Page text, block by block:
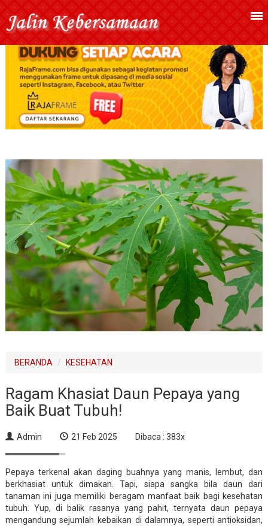
BERANDA KESEHATAN
Ragam Khasiat Daun Pepaya yang
Baik Buat Tubuh!
Admin 21 Feb 2025 Dibaca : 383x
Pepaya terkenal akan daging buahnya yang manis, lembut, dan
berkhasiat untuk dimakan. Tapi, siapa sangka bila daun dari
tanaman ini juga memiliki beragam manfaat baik bagi kesehatan
tubuh. Yup, di balik rasanya yang pahit, ternyata daun pepaya
mengandung sejumlah kebaikan di dalamnya, seperti antioksidan,